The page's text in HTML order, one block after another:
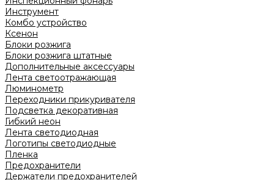
Инструмент
Комбо устройство
Ксенон
Блоки розжига
Блоки розжига штатные
Дополнительные аксессуары
Лента светоотражающая
Люминометр
Переходники прикуривателя
Подсветка декоративная
Гибкий неон
Лента светодиодная
Логотипы светодиодные
Пленка
Предохранители
Держатели предохранителей